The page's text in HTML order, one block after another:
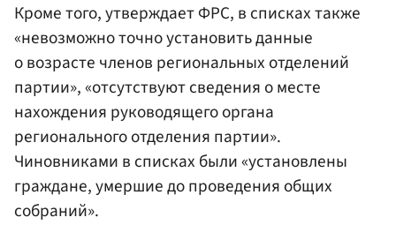
Кроме того, утверждает ФРС, в списках также
«невозможно точно установить данные
о возрасте членов региональных отделений
партии», «отсутствуют сведения о месте
нахождения руководящего органа
регионального отделения партии».
Чиновниками в списках были «установлены
граждане, умершие до проведения общих
собраний».